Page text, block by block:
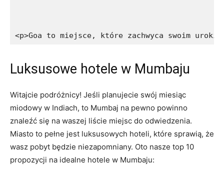
<p>Goa to miejsce, które zachwyca swoim
Luksusowe hotele w Mumbaju
Witajcie podróżnicy! Jeśli planujecie swój ⁤miesiąc
miodowy w Indiach, to Mumbaj na pewno⁢ powinno
znaleźć się na waszej ‍liście miejsc do odwiedzenia.
Miasto to pełne jest luksusowych hoteli, które sprawią, że
wasz pobyt będzie niezapomniany. Oto nasze top 10
propozycji na idealne hotele w Mumbaju: